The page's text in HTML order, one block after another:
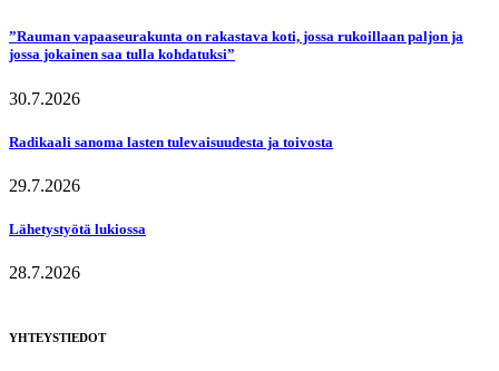
”Rauman vapaaseurakunta on rakastava koti, jossa rukoillaan paljon ja
jossa jokainen saa tulla kohdatuksi”
30.7.2026
Radikaali sanoma lasten tulevaisuudesta ja toivosta
29.7.2026
Lähetystyötä lukiossa
28.7.2026
YHTEYSTIEDOT